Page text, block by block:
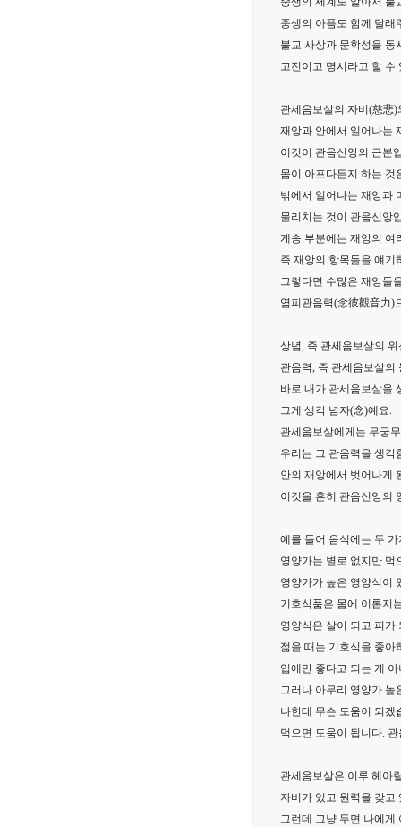
중생의 아픔도 함께 달래
불교 사상과 문학성을 동
고전이고 명시라고 할 수
관세음보살의 자비(慈悲
재앙과 안에서 일어나는
이것이 관음신앙의 근본
몸이 아프다든지 하는 것
밖에서 일어나는 재앙과
물리치는 것이 관음신앙
게송 부분에는 재앙의 여
즉 재앙의 항목들을 얘기
그렇다면 수많은 재앙들
염피관음력(念彼觀音力)
상념, 즉 관세음보살의
관음력, 즉 관세음보살의
바로 내가 관세음보살을
그게 생각 념자(念)예요.
관세음보살에게는 무궁
우리는 그 관음력을 생각
안의 재앙에서 벗어나게
이것을 흔히 관음신앙의
예를 들어 음식에는 두
영양가는 별로 없지만 먹
영양가가 높은 영양식이
기호식품은 몸에 이롭지
영양식은 살이 되고 피가
젊을 때는 기호식을 좋아
입에만 좋다고 되는 게
그러나 아무리 영양가 높
나한테 무슨 도움이 되겠
먹으면 도움이 됩니다.
관세음보살은 이루 헤아
자비가 있고 원력을 갖고
그런데 그냥 두면 나에게